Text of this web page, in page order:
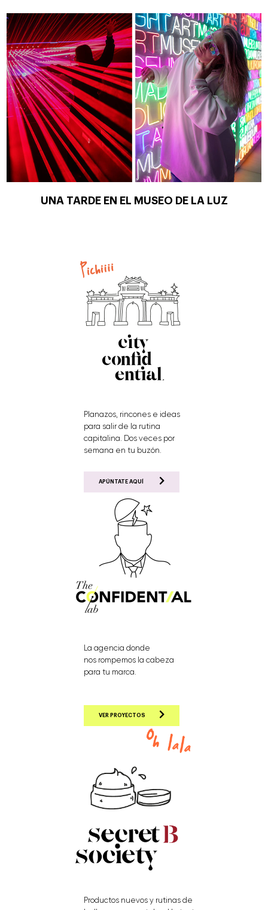
UNA TARDE EN EL MUSEO DE LA LUZ
Planazos, rincones e ideas
para salir de la rutina
capitalina. Dos veces por
semana en tu buzón.
APÚNTATE AQUÍ
La agencia donde
nos rompemos la cabeza
para tu marca.
VER PROYECTOS
Productos nuevos y rutinas de